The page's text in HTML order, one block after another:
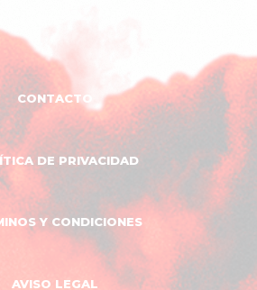
CONTACTO
DE PRIVACIDAD
Y CONDICIONES
AVISO LEGAL